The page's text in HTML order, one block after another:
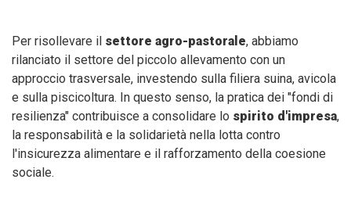
Per risollevare il settore agro-pastorale, abbiamo
rilanciato il settore del piccolo allevamento con un
approccio trasversale, investendo sulla filiera suina, avicola
e sulla piscicoltura. In questo senso, la pratica dei "fondi di
resilienza" contribuisce a consolidare lo spirito d'impresa,
la responsabilità e la solidarietà nella lotta contro
l'insicurezza alimentare e il rafforzamento della coesione
sociale.